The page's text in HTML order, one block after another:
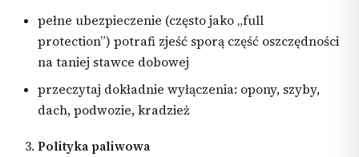
pełne ubezpieczenie (często jako „full
protection”) potrafi zjeść sporą część oszczędności
na taniej stawce dobowej
przeczytaj dokładnie wyłączenia: opony, szyby,
dach, podwozie, kradzież
Polityka paliwowa